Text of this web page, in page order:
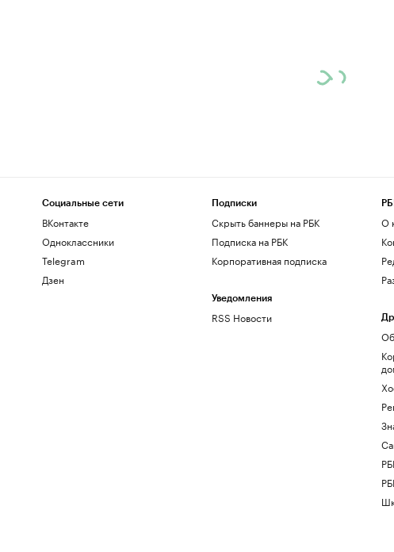
Социальные сети
ВКонтакте
Одноклассники
Telegram
Дзен
Подписки
Скрыть баннеры на РБК
Подписка на РБК
Корпоративная подписка
Уведомления
RSS Новости
О